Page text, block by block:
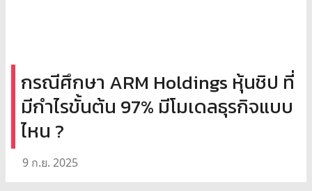
กรณีศึกษา ARM Holdings หุ้นชิป ที่
มีกำไรขั้นต้น 97% มีโมเดลธุรกิจแบบ
ไหน ?
9 ก.ย. 2025